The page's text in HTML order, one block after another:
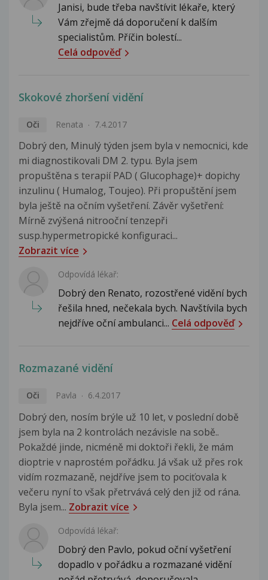
Janisi, bude třeba navštívit lékaře, který
Vám zřejmě dá doporučení k dalším
specialistům. Příčin bolestí...
Celá odpověď
Skokové zhoršení vidění
Oči Renata 7.4.2017
Dobrý den, Minulý týden jsem byla v nemocnici, kde
mi diagnostikovali DM 2. typu. Byla jsem
propuštěna s terapií PAD ( Glucophage)+ dopichy
inzulinu ( Humalog, Toujeo). Při propuštění jsem
byla ještě na očním vyšetření. Závěr vyšetření:
Mírně zvýšená nitrooční tenzepři
susp.hypermetropické konfiguraci...
Zobrazit více
Odpovídá lékař:
Dobrý den Renato, rozostřené vidění bych
řešila hned, nečekala bych. Navštívila bych
nejdříve oční ambulanci... Celá odpověď
Rozmazané vidění
Oči Pavla 6.4.2017
Dobrý den, nosím brýle už 10 let, v poslední době
jsem byla na 2 kontrolách nezávisle na sobě..
Pokaždé jinde, nicméně mi doktoři řekli, že mám
dioptrie v naprostém pořádku. Já však už přes rok
vidím rozmazaně, nejdříve jsem to pociťovala k
večeru nyní to však přetrvává celý den již od rána.
Byla jsem... Zobrazit více
Odpovídá lékař:
Dobrý den Pavlo, pokud oční vyšetření
dopadlo v pořádku a rozmazané vidění